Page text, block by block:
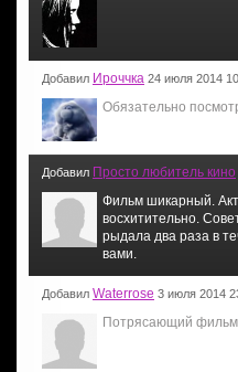
Добавил Ироччка 24 июля 2014
Обязательно
Добавил Просто любитель кино
Фильм шикарный.
восхитительно.
рыдала два раза в
вами.
Добавил Waterrose 3 июля 2014
Потрясающий